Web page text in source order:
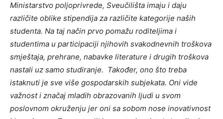
Ministarstvo poljoprivrede, Sveučilišta imaju i daju
različite oblike stipendija za različite kategorije naših
studenta. Na taj način prvo pomažu roditeljima i
studentima u participaciji njihovih svakodnevnih troškova
smještaja, prehrane, nabavke literature i drugih troškova
nastali uz samo studiranje. Također, ono što treba
istaknuti je sve više gospodarskih subjekata. Oni vide
važnost i značaj mladih obrazovanih ljudi u svom
poslovnom okruženju jer oni sa sobom nose inovativnost